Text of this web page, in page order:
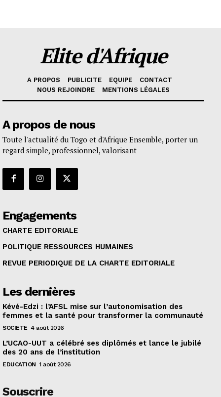
Elite d'Afrique
A PROPOS PUBLICITE EQUIPE
CONTACT
NOUS REJOINDRE
MENTIONS LÉGALES
A propos de nous
Toute l'actualité du Togo et d'Afrique Ensemble, porter un
regard simple, professionnel, valorisant
Engagements
CHARTE EDITORIALE
POLITIQUE RESSOURCES HUMAINES
REVUE PERIODIQUE DE LA CHARTE EDITORIALE
Les dernières
Kévé-Edzi : l’AFSL mise sur l’autonomisation des
femmes et la santé pour transformer la communauté
SOCIETE 4 août 2026
L’UCAO-UUT a célébré ses diplômés et lance le jubilé
des 20 ans de l’institution
EDUCATION 1 août 2026
Souscrire